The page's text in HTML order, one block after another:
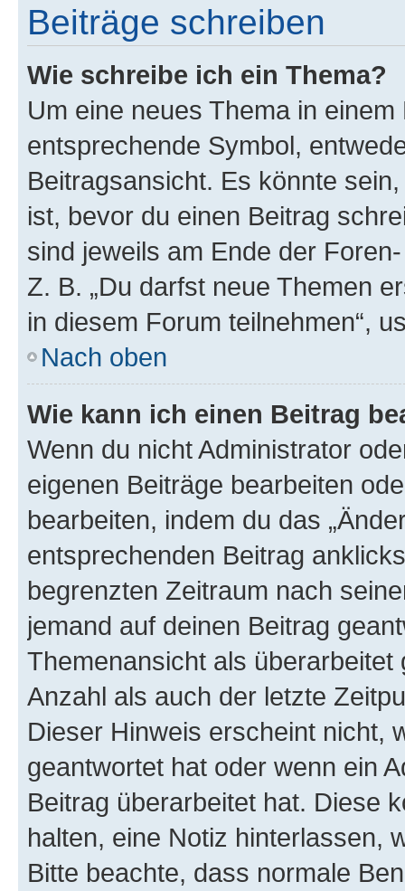
Beiträge schreiben
Wie schreibe ich ein Thema?
Um eine neues Thema in
entsprechende Symbol,
Beitragsansicht. Es könnte
ist, bevor du einen Beitrag
sind jeweils am Ende der
Z. B. „Du darfst neue Themen
in diesem Forum teilnehmen“,
Nach oben
Wie kann ich einen Beitrag
Wenn du nicht Administrator
eigenen Beiträge bearbeiten
bearbeiten, indem du das
entsprechenden Beitrag
begrenzten Zeitraum nach
jemand auf deinen Beitrag
Themenansicht als
Anzahl als auch der letzte
Dieser Hinweis erscheint nicht,
geantwortet hat oder wenn ein
Beitrag überarbeitet hat. Diese
halten, eine Notiz hinterlassen,
Bitte beachte, dass normale